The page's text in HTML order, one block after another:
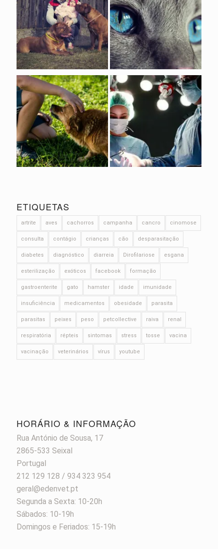
ETIQUETAS
artrite aves cachorros campanha cancro cinomose
consulta contágio crianças cão desparasitação
diabetes diagnóstico diarreia Dirofilariose esgana
esterilização exóticos facebook formação
gastroenterite gato hamster idade imunidade
insuficiência medicamentos obesidade parasita
parasitas peixes peso petcollective raiva renal
respiratória répteis sintomas stress tosse vacina
vacinação veterinários vírus youtube
HORÁRIO & INFORMAÇÃO
Rua António de Sousa, 17
2865-533 Seixal
Portugal
212 129 128 / 934 323 954
geral@edenvet.pt
Segunda a Sexta: 10-20h
Sábados: 10-19h
Domingos e Feriados: 15-19h